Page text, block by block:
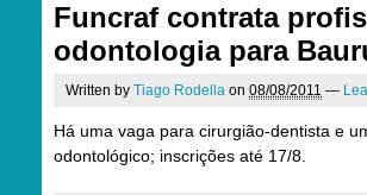
Funcraf contrata
odontologia para
Written by Tiago Rodella on 08/08/2011 —
Há uma vaga para cirurgião-dentista e
odontológico; inscrições até 17/8.